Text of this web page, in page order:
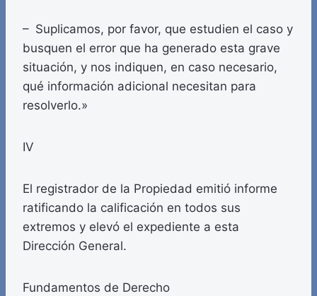
– Suplicamos, por favor, que estudien el caso y
busquen el error que ha generado esta grave
situación, y nos indiquen, en caso necesario,
qué información adicional necesitan para
resolverlo.»
IV
El registrador de la Propiedad emitió informe
ratificando la calificación en todos sus
extremos y elevó el expediente a esta
Dirección General.
Fundamentos de Derecho